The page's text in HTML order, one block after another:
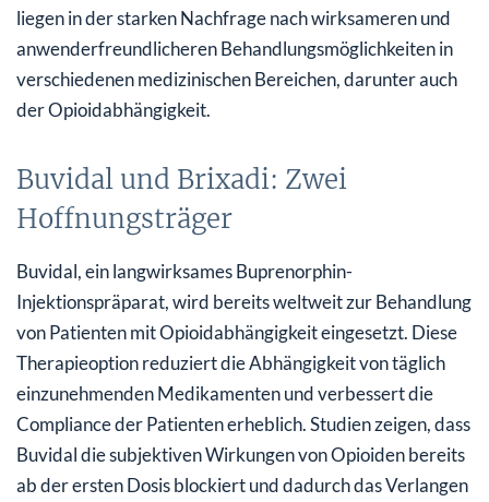
liegen in der starken Nachfrage nach wirksameren und
anwenderfreundlicheren Behandlungsmöglichkeiten in
verschiedenen medizinischen Bereichen, darunter auch
der Opioidabhängigkeit.
Buvidal und Brixadi: Zwei
Hoffnungsträger
Buvidal, ein langwirksames Buprenorphin-
Injektionspräparat, wird bereits weltweit zur Behandlung
von Patienten mit Opioidabhängigkeit eingesetzt. Diese
Therapieoption reduziert die Abhängigkeit von täglich
einzunehmenden Medikamenten und verbessert die
Compliance der Patienten erheblich. Studien zeigen, dass
Buvidal die subjektiven Wirkungen von Opioiden bereits
ab der ersten Dosis blockiert und dadurch das Verlangen